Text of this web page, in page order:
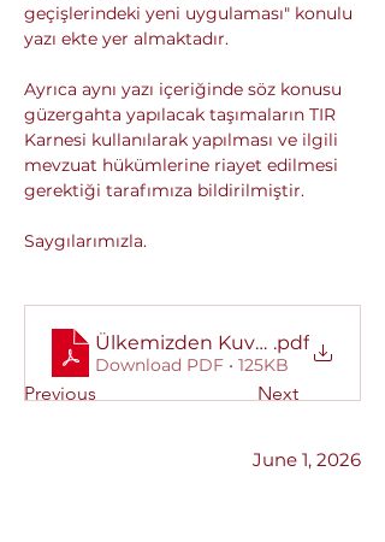
Previous Next
geçişlerindeki yeni uygulaması" konulu
yazı ekte yer almaktadır.
Ayrıca aynı yazı içeriğinde söz konusu
güzergahta yapılacak taşımaların TIR
Karnesi kullanılarak yapılması ve ilgili
mevzuat hükümlerine riayet edilmesi
gerektiği tarafımıza bildirilmiştir.
Saygılarımızla.
Ülkemizden Kuveyt'e
.pdf
Download PDF • 125KB
June 1, 2026